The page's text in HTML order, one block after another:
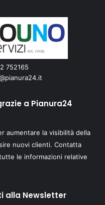
752165
a Pianura24
aumentare la visibilità della
nuovi clienti. Contatta
le informazioni relative
alla Newsletter